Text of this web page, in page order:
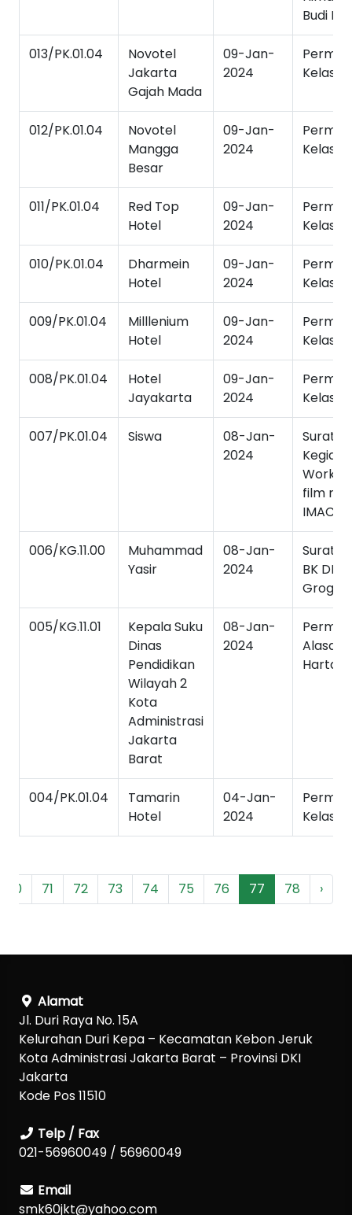
Budi
013/PK.01.04
Novotel
Jakarta
Gajah Mada
09-Jan-
2024
Kelas
012/PK.01.04
Novotel
Mangga
Besar
09-Jan-
2024
Kelas
011/PK.01.04
Red Top
Hotel
09-Jan-
2024
Kelas
010/PK.01.04
Dharmein
Hotel
09-Jan-
2024
Kelas
009/PK.01.04
Milllenium
Hotel
09-Jan-
2024
Kelas
008/PK.01.04
Hotel
Jayakarta
09-Jan-
2024
Kelas
007/PK.01.04 Siswa
08-Jan-
2024
Surat
film
IMAC
006/KG.11.00
Muhammad
Yasir
08-Jan-
2024
Surat
BK DKI
Grogol
005/KG.11.01
Kepala Suku
Dinas
Pendidikan
Wilayah 2
Kota
Administrasi
Jakarta
Barat
08-Jan-
2024
Alasan
004/PK.01.04
Tamarin
Hotel
04-Jan-
2024
Kelas
70 71 72 73 74 75 76 77 78 ›
Alamat
Jl. Duri Raya No. 15A
Kelurahan Duri Kepa – Kecamatan Kebon Jeruk
Kota Administrasi Jakarta Barat – Provinsi DKI
Jakarta
Kode Pos 11510
Telp / Fax
021-56960049 / 56960049
Email
smk60jkt@yahoo.com